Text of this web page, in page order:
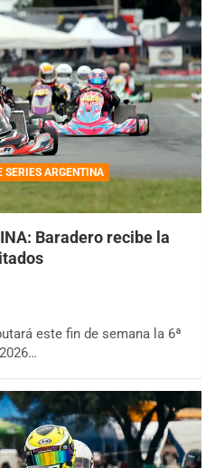
SERIES ARGENTINA
Baradero recibe la
este fin de semana la 6ª